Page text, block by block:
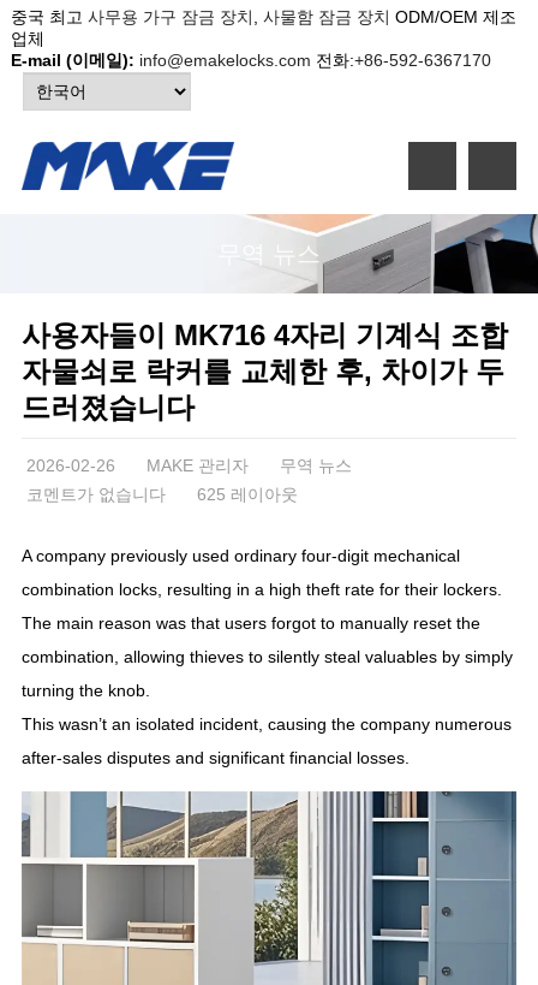
중국 최고 사무용 가구 잠금 장치 사물함 잠금 장치 ODM/OEM 제조
업체
E-mail (이메일): info@emakelocks.com 전화:+86-592-6367170
무역 뉴스
사용자들이 MK716 4자리 기계식 조합
자물쇠로 락커를 교체한 후, 차이가 두
드러졌습니다
2026-02-26 MAKE 관리자
무역 뉴스
코멘트가 없습니다
625 레이아웃
A company previously used ordinary four-digit mechanical
combination locks, resulting in a high theft rate for their lockers.
The main reason was that users forgot to manually reset the
combination allowing thieves to silently steal valuables by simply
turning the knob.
This wasn’t an isolated incident, causing the company numerous
after-sales disputes and significant financial losses.